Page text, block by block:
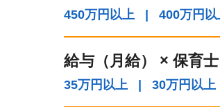
450万円以上
| 400万円以
給与（⽉給） × 保育士
35万円以上
| 30万円以上